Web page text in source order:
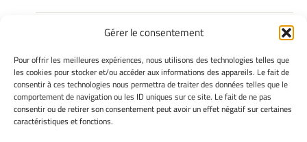
Gérer le consentement
Pour offrir les meilleures expériences, nous utilisons des technologies telles que
les cookies pour stocker et/ou accéder aux informations des appareils. Le fait de
consentir à ces technologies nous permettra de traiter des données telles que le
comportement de navigation ou les ID uniques sur ce site. Le fait de ne pas
consentir ou de retirer son consentement peut avoir un effet négatif sur certaines
caractéristiques et fonctions.
INFORMATIONS LÉGALES
Mentions légales
Gérer mes cookies
Politique de cookies
Déclaration de confidentialité